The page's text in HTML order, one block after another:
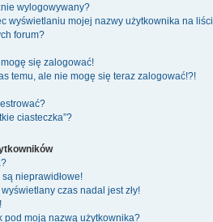
wylogowywany?
wyświetlaniu mojej nazwy użytkownika na
forum?
się zalogować!
temu, ale nie mogę się teraz zalogować!?!
ciasteczka”?
nieprawidłowe!
czas nadal jest zły!
pod moją nazwą użytkownika?